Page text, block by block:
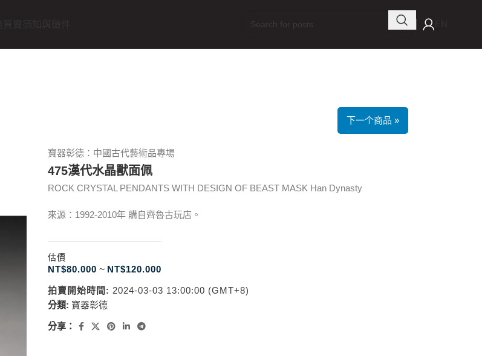
下一个商品 »
寶器彰德：中國古代藝術品專場
475漢代水晶獸面佩
ROCK CRYSTAL PENDANTS WITH DESIGN OF BEAST MASK Han Dynasty
來源：1992-2010年 購自齊魯古玩店。
估價
NT$80.000 ~ NT$120.000
拍賣開始時間: 2024-03-03 13:00:00 (GMT+8)
分類: 寶器彰德
分享：